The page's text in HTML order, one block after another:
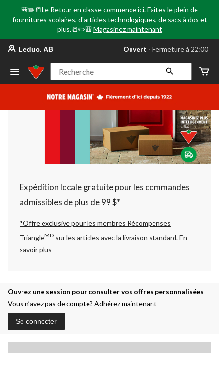
🎒✏️📒Le Retour en classe commence ici. Faites le plein de
fournitures scolaires, d'articles technologiques, de sacs à dos et
plus.📒✏️🎒 Magasinez maintenant
votre
préféré
Leduc,
AB,
courament
Fermeture
à
22:00
cliquer
pour
changer
Leduc, AB Ouvert ⋅ Fermeture à 22:00
Recherche
Expédition locale gratuite pour les commandes
admissibles de plus de 99 $*
*Offre exclusive pour les membres Récompenses
TriangleMD sur les articles avec la livraison standard.En
savoir plus
Ouvrez une session pour consulter vos offres personnalisées
Vous n’avez pas de compte? Adhérez maintenant
Se connecter